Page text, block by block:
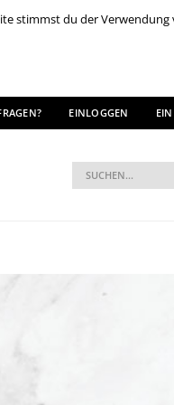
stimmst du der Verwendung
EINLOGGEN
Suche